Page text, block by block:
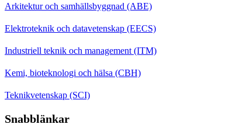
Arkitektur och samhällsbyggnad (ABE)
Elektroteknik och datavetenskap (EECS)
Industriell teknik och management (ITM)
Kemi, bioteknologi och hälsa (CBH)
Teknikvetenskap (SCI)
Snabblänkar